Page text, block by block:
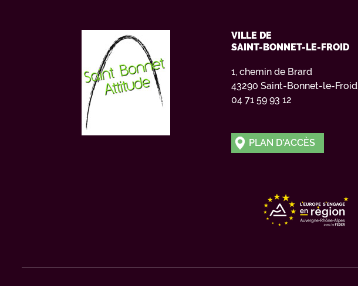
VILLE DE
SAINT-BONNET-LE-FROID
1, chemin de Brard
43290 Saint-Bonnet-le-Froid
04 71 59 93 12
PLAN D'ACCÈS